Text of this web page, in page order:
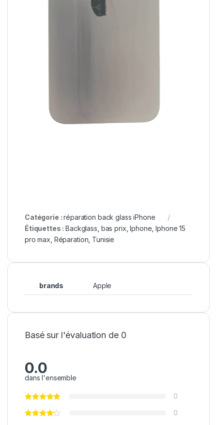
Catégorie :réparation back glass iPhone
Étiquettes :Backglass bas prix ,Iphone ,Iphone 15
pro max Réparation Tunisie
brands Apple
Basé sur l'évaluation de 0
0.0
dans l'ensemble
0
0